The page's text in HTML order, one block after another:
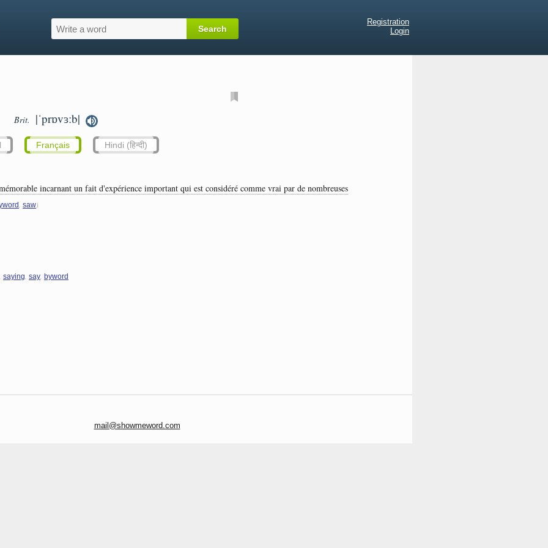
Registration
Login
Brit. |ˈprɒvɜːb|
Français Hindi (हिन्दी)
incarnant un fait d'expérience important qui est considéré comme vrai par de nombreuses
, saw)
, saying, say, byword
mail@showmeword.com